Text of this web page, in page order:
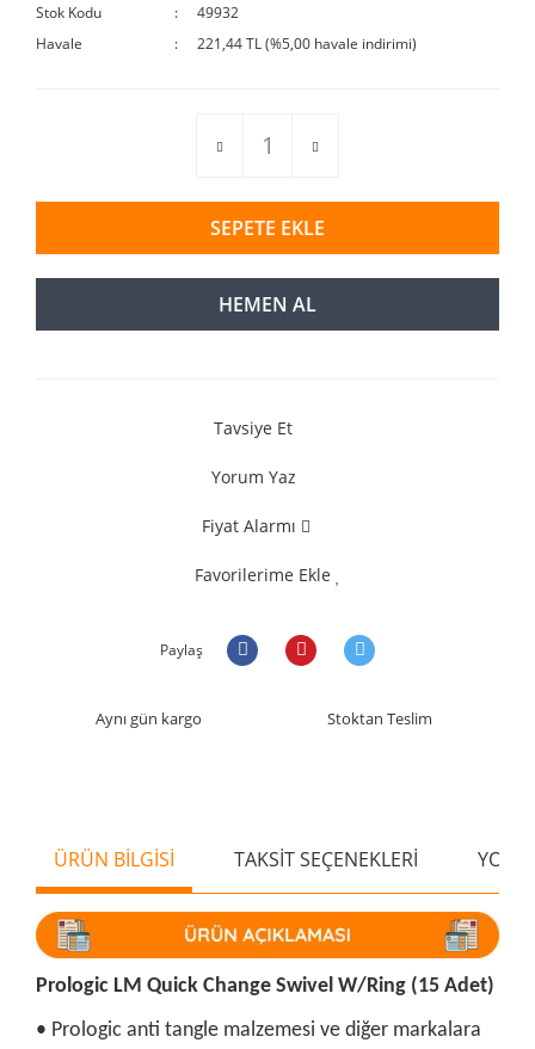
Stok Kodu
49932
Havale
221,44 TL (%5,00 havale indirimi)
SEPETE EKLE
HEMEN AL
Tavsiye Et
Yorum Yaz
Fiyat Alarmı
Favorilerime Ekle
Paylaş
Aynı gün kargo Stoktan Teslim
ÜRÜN BİLGİSİ TAKSİT SEÇENEKLERİ
Prologic LM Quick Change Swivel W/Ring (15 Adet)
• Prologic anti tangle malzemesi ve diğer markalara